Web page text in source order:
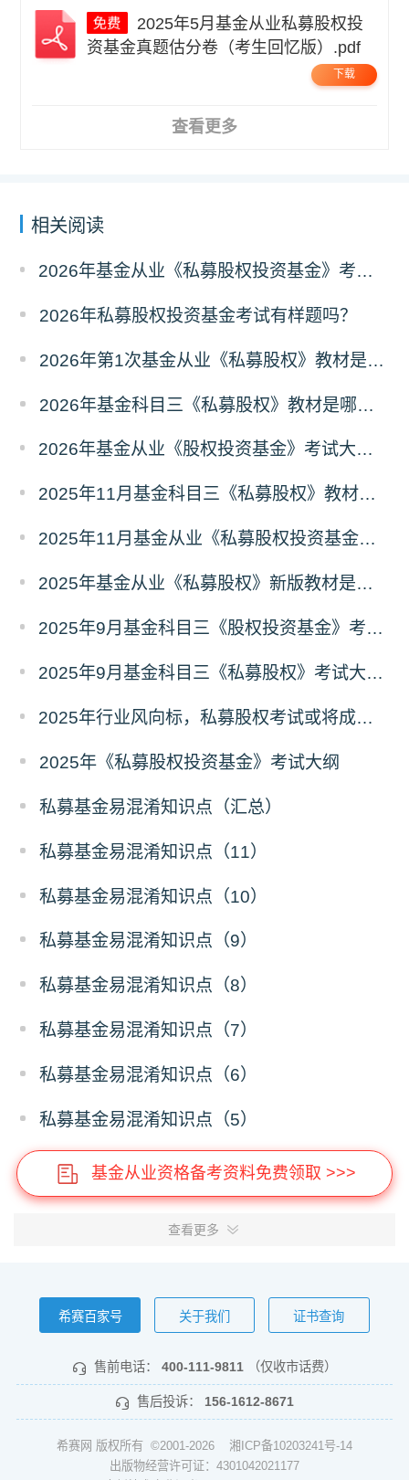
资基金真题估分卷（考生回忆版）.pdf
下载
查看更多
相关阅读
2026年基金从业《私募股权投资基金》考试内容是什么？
2026年私募股权投资基金考试有样题吗？
2026年第1次基金从业《私募股权》教材是哪个？
2026年基金科目三《私募股权》教材是哪个？
2026年基金从业《股权投资基金》考试大纲内容是什么？
2025年11月基金科目三《私募股权》教材是哪个版本？
2025年11月基金从业《私募股权投资基金》考试大纲改革了吗？
2025年基金从业《私募股权》新版教材是哪个？哪个出版社？
2025年9月基金科目三《股权投资基金》考试教材用新的吗？
2025年9月基金科目三《私募股权》考试大纲是哪个？
2025年行业风向标，私募股权考试或将成热门选修方向‌？
2025年《私募股权投资基金》考试大纲
私募基金易混淆知识点（汇总）
私募基金易混淆知识点（11）
私募基金易混淆知识点（10）
私募基金易混淆知识点（9）
私募基金易混淆知识点（8）
私募基金易混淆知识点（7）
私募基金易混淆知识点（6）
私募基金易混淆知识点（5）
基金从业资格备考资料免费领取 >>>
查看更多
希赛百家号 关于我们 证书查询
售前电话： 400-111-9811 （仅收市话费）
售后投诉： 156-1612-8671
希赛网 版权所有 ©2001-2026 湘ICP备10203241号-14
出版物经营许可证：4301042021177